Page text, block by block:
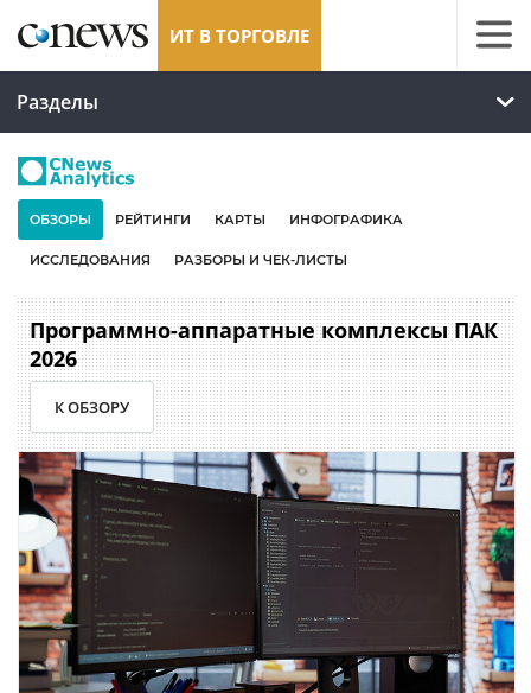
ИТ В ТОРГОВЛЕ
Разделы
ОБЗОРЫ РЕЙТИНГИ КАРТЫ ИНФОГРАФИКА
ИССЛЕДОВАНИЯ РАЗБОРЫ И ЧЕК-ЛИСТЫ
Программно-аппаратные комплексы ПАК
2026
К ОБЗОРУ